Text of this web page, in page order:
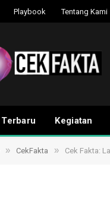
Playbook Tentang Kami
Terbaru Kegiatan
» CekFakta » Cek Fakta: